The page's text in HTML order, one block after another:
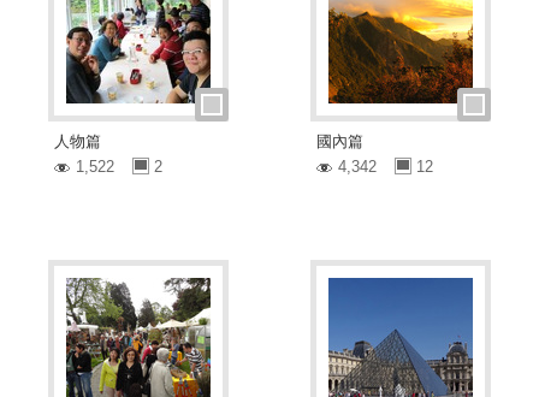
人物篇
1,522
2
國內篇
4,342
12